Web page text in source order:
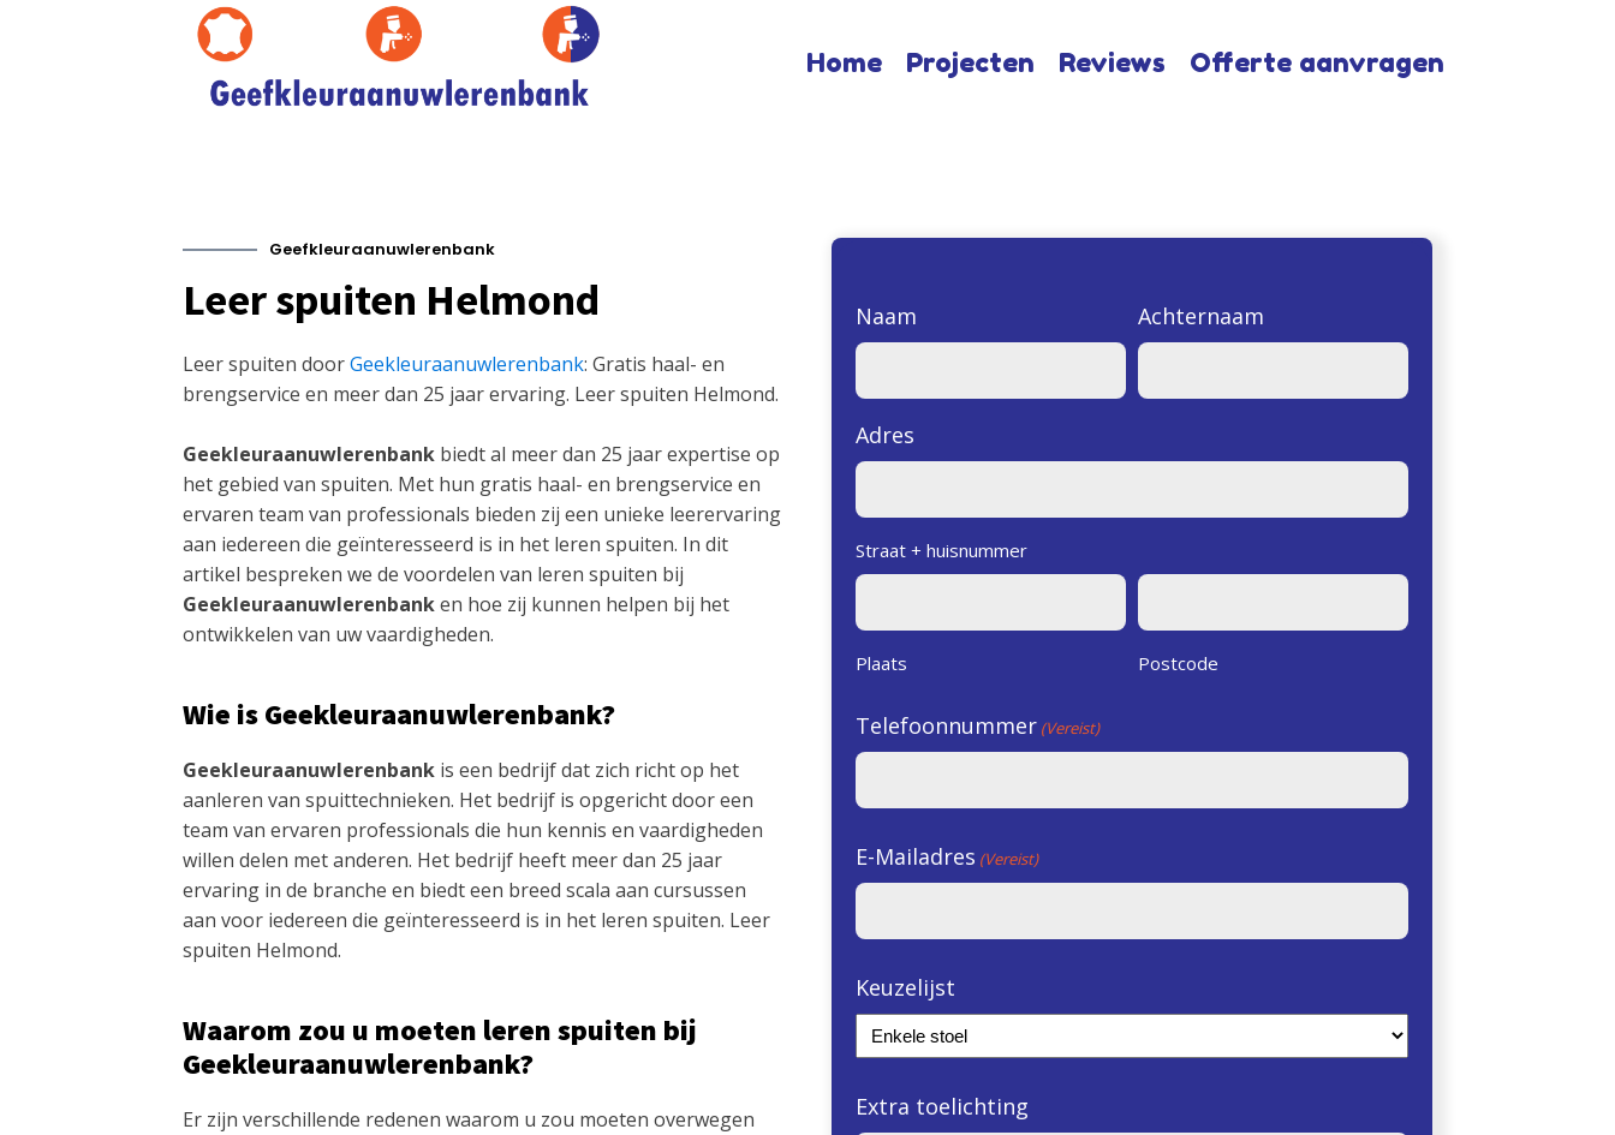
Home Projecten Reviews Offerte aanvragen
Geefkleuraanuwlerenbank
Leer spuiten Helmond
Leer spuiten doorGeekleuraanuwlerenbank: Gratis haal- en
brengservice en meer dan 25 jaar ervaring. Leer spuiten Helmond.
Geekleuraanuwlerenbank biedt al meer dan 25 jaar expertise op
het gebied van spuiten. Met hun gratis haal- en brengservice en
ervaren team van professionals bieden zij een unieke leerervaring
aan iedereen die geïnteresseerd is in het leren spuiten. In dit
artikel bespreken we de voordelen van leren spuiten bij
Geekleuraanuwlerenbanken hoe zij kunnen helpen bij het
ontwikkelen van uw vaardigheden.
Wie is Geekleuraanuwlerenbank?
Geekleuraanuwlerenbank is een bedrijf dat zich richt op het
aanleren van spuittechnieken. Het bedrijf is opgericht door een
team van ervaren professionals die hun kennis en vaardigheden
willen delen met anderen. Het bedrijf heeft meer dan 25 jaar
ervaring in de branche en biedt een breed scala aan cursussen
aan voor iedereen die geïnteresseerd is in het leren spuiten. Leer
spuiten Helmond.
Waarom zou u moeten leren spuiten bij
Geekleuraanuwlerenbank?
Er zijn verschillende redenen waarom u zou moeten overwegen
Naam Achternaam
Adres
Straat + huisnummer
Plaats Postcode
Telefoonnummer (Vereist)
E-Mailadres (Vereist)
Keuzelijst
Extra toelichting